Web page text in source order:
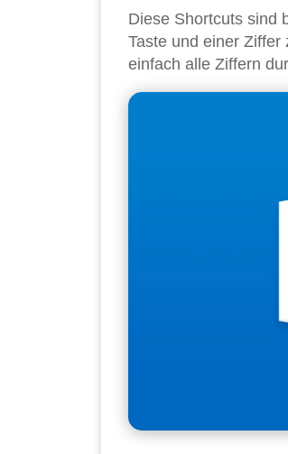
Diese Shortcuts sind
Taste und einer
einfach alle Ziffern